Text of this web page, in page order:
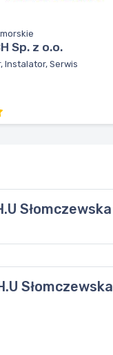
Sp. z o.o.
Instalator, Serwis
Słomczewska
Słomczewska